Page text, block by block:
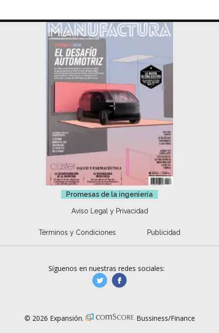
Promesas de la ingeniería
Aviso Legal y Privacidad
Términos y Condiciones Publicidad
Síguenos en nuestras redes sociales:
manufacturaGE
© 2026 Expansión. Bussiness/Finance